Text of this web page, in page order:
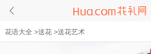
花语大全 >送花 >送花艺术